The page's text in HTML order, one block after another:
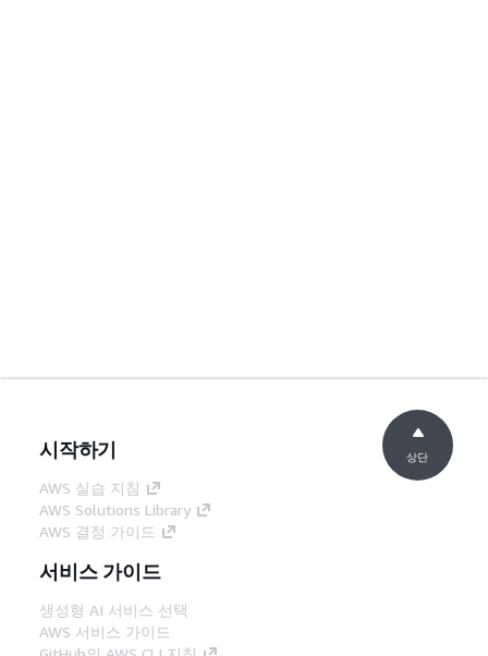
시작하기
AWS 실습 지침
AWS Solutions Library
AWS 결정 가이드
서비스 가이드
생성형 AI 서비스 선택
AWS 서비스 가이드
상단